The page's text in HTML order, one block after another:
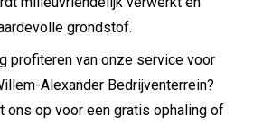
grondstof.
profiteren van onze service voor
Alexander Bedrijventerrein?
ons op voor een gratis ophaling of